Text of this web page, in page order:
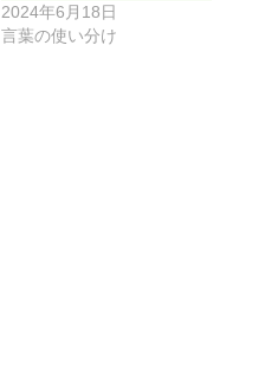
2024年6月18日
言葉の使い分け